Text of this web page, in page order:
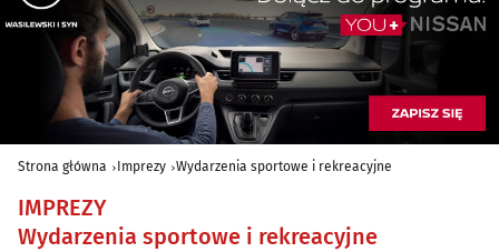
Strona główna Imprezy Wydarzenia sportowe i rekreacyjne
IMPREZY
Wydarzenia sportowe i rekreacyjne